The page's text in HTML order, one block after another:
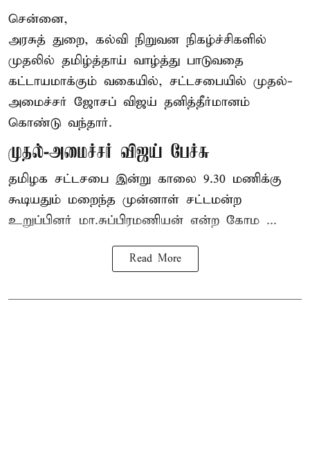
சென்னை,
அரசுத் துறை, கல்வி நிறுவன நிகழ்ச்சிகளில்
முதலில் தமிழ்த்தாய் வாழ்த்து பாடுவதை
கட்டாயமாக்கும் வகையில், சட்டசபையில் முதல்-
அமைச்சர் ஜோசப் விஜய் தனித்தீர்மானம்
கொண்டு வந்தார்.
முதல்-அமைச்சர் விஜய் பேச்சு
தமிழக சட்டசபை இன்று காலை 9.30 மணிக்கு
கூடியதும் மறைந்த முன்னாள் சட்டமன்ற
உறுப்பினர் மா.சுப்பிரமணியன் என்ற கோம ...
Read More